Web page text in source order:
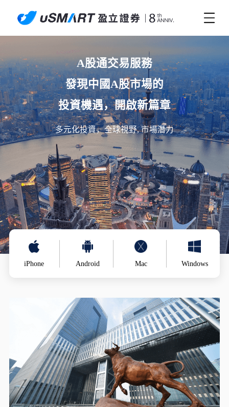
A股通交易服務
發現中國A股市場的
投資機遇，開啟新篇章
多元化投資，全球視野, 市場潛力
iPhone Android Mac Windows